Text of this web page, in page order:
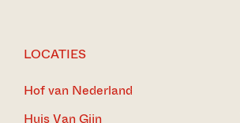
LOCATIES
Hof van Nederland
Huis Van Gijn